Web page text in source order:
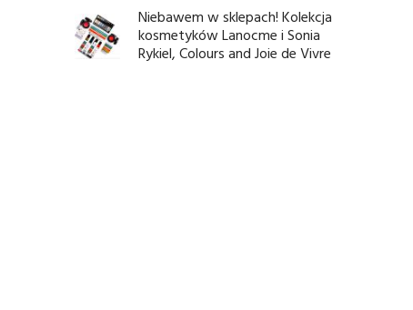
Niebawem w sklepach! Kolekcja
kosmetyków Lanocme i Sonia
Rykiel, Colours and Joie de Vivre